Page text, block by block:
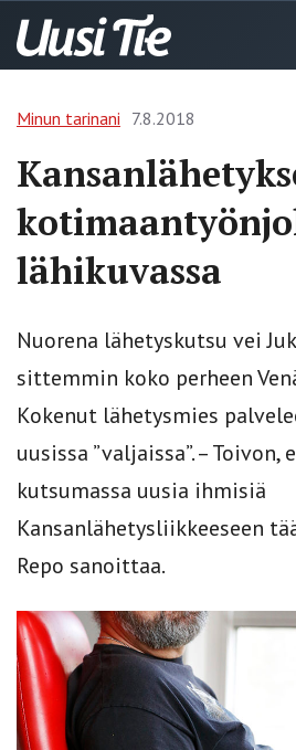
Minun tarinani 7.8.2018
lähikuvassa
Nuorena lähetyskutsu vei
sittemmin koko perheen
Kokenut lähetysmies
uusissa ”valjaissa”. –
kutsumassa uusia ihmisiä
Kansanlähetysliikkeeseen
Repo sanoittaa.